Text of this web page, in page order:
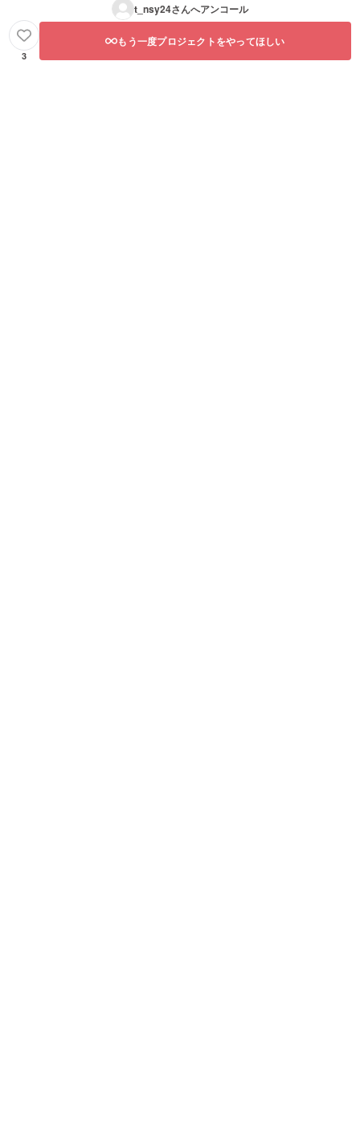
t_nsy24さんへアンコール
3
もう一度プロジェクトをやってほしい